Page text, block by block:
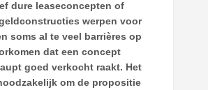
dure leaseconcepten of
werpen voor
soms al te veel barrières op
dat een concept
goed verkocht raakt. Het
om de propositie